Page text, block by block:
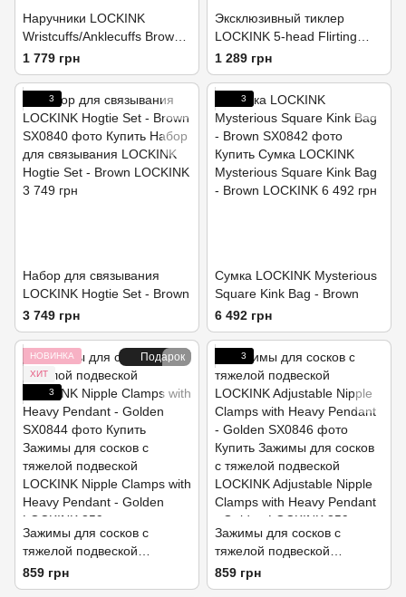
Наручники LOCKINK
Wristcuffs/Anklecuffs Brown
Set
1 779 грн
Эксклюзивный тиклер
LOCKINK 5-head Flirting
Tickler - Golden с пятью
насадками
1 289 грн
3
Набор для связывания
LOCKINK Hogtie Set - Brown
3 749 грн
3
Сумка LOCKINK Mysterious
Square Kink Bag - Brown
6 492 грн
Подарок
НОВИНКА
ХИТ
3
Зажимы для сосков с
тяжелой подвеской
LOCKINK Nipple Clamps with
Heavy Pendant - Golden
859 грн
3
Зажимы для сосков с
тяжелой подвеской
LOCKINK Adjustable Nipple
Clamps with Heavy Pendant
859 грн